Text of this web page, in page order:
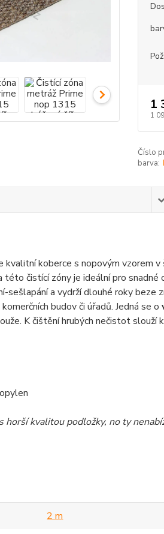
1
1
Číslo
barva:
kvalitní koberce s nopovým vzorem
čistící zóny je ideální pro
a vydrží dlouhé roky beze
budov či úřadů. Jedná se o
K čištění hrubých nečistot slouží
kvalitou podložky, no ty
2 m